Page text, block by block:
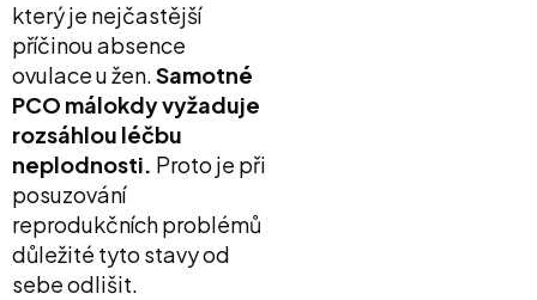
který je nejčastější
příčinou absence
ovulace u žen.Samotné
PCO málokdy vyžaduje
rozsáhlou léčbu
neplodnosti. Proto je při
posuzování
reprodukčních problémů
důležité tyto stavy od
sebe odlišit.